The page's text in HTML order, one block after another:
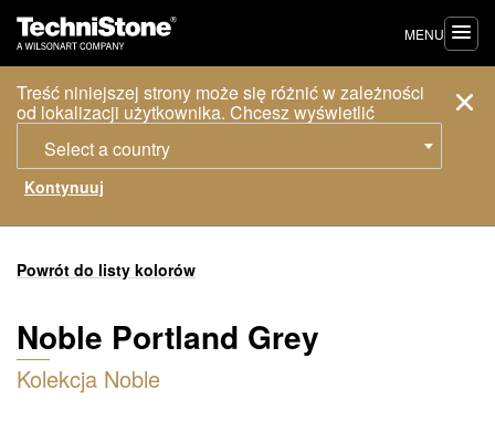
Treść niniejszej strony może się różnić w zależności
od lokalizacji użytkownika. Chcesz wyświetlić
Select a country
MENU
Powrót do listy kolorów
Noble Portland Grey
Kolekcja Noble